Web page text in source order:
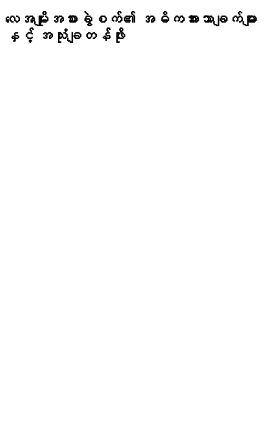
လေအမျိုးအစားခွဲစက်၏ အဓိကအားသာချက်များ
နှင့် အသုံးချတန်ဖိုး